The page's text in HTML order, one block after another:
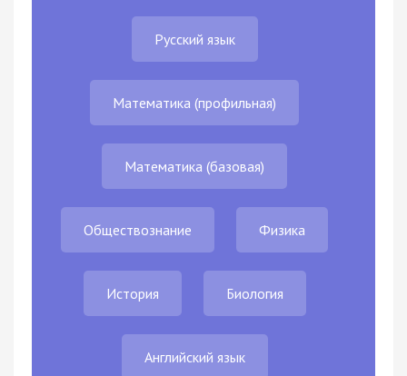
Русский язык
Математика (профильная)
Математика (базовая)
Обществознание Физика
История Биология
Английский язык